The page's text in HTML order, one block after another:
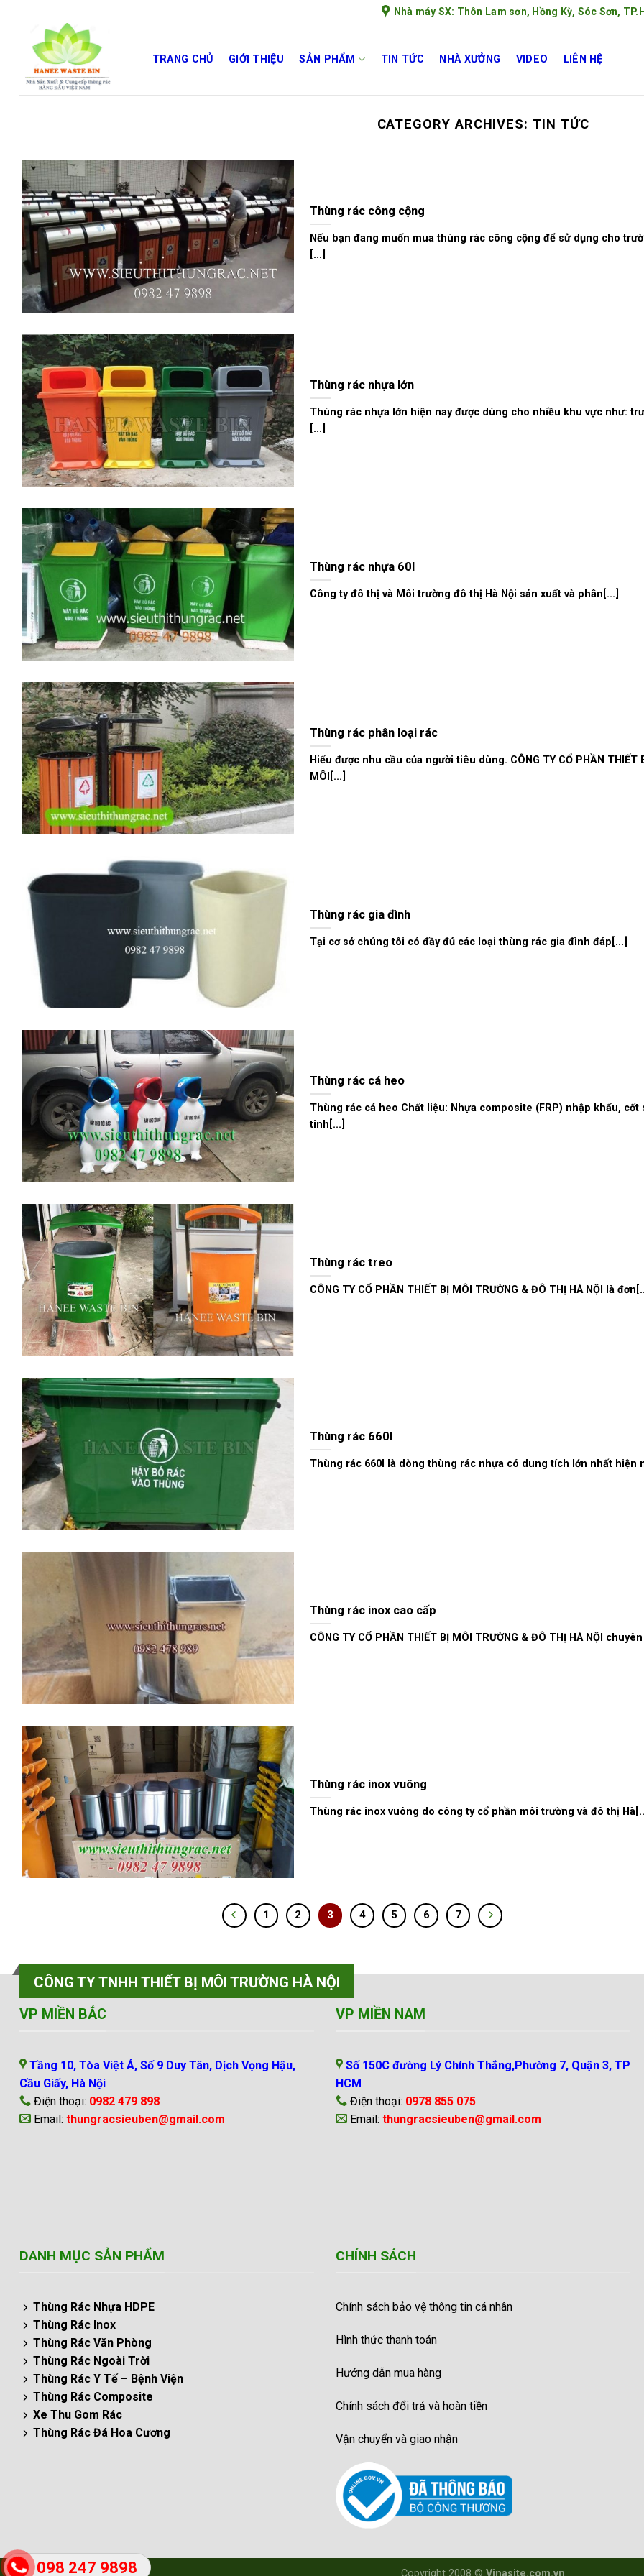
098 247 9898
content
Nhà máy SX: Thôn Lam sơn, Hồng Kỳ, Sóc Sơn,
TRANG CHỦ GIỚI THIỆU SẢN PHẨM TIN TỨC NHÀ XƯỞNG VIDEO LIÊN HỆ
CATEGORY ARCHIVES: TIN TỨC
Thùng rác công cộng
Nếu bạn đang muốn mua thùng rác công cộng để sử dụng cho
[...]
Thùng rác nhựa lớn
Thùng rác nhựa lớn hiện nay được dùng cho nhiều khu vực như:
[...]
Thùng rác nhựa 60l
Công ty đô thị và Môi trường đô thị Hà Nội sản xuất và phân[...]
Thùng rác phân loại rác
Hiểu được nhu cầu của người tiêu dùng. CÔNG TY CỔ PHẦN THIẾT
MÔI[...]
Thùng rác gia đình
Tại cơ sở chúng tôi có đầy đủ các loại thùng rác gia đình đáp[...]
Thùng rác cá heo
Thùng rác cá heo Chất liệu: Nhựa composite (FRP) nhập khẩu, cốt
tinh[...]
Thùng rác treo
CÔNG TY CỔ PHẦN THIẾT BỊ MÔI TRƯỜNG & ĐÔ THỊ HÀ NỘI là
Thùng rác 660l
Thùng rác 660l là dòng thùng rác nhựa có dung tích lớn nhất hiện
Thùng rác inox cao cấp
CÔNG TY CỔ PHẦN THIẾT BỊ MÔI TRƯỜNG & ĐÔ THỊ HÀ NỘI
Thùng rác inox vuông
Thùng rác inox vuông do công ty cổ phần môi trường và đô thị
1 2 3 4 5 6 7
CÔNG TY TNHH THIẾT BỊ MÔI TRƯỜNG HÀ NỘI
VP MIỀN BẮC
Tầng 10, Tòa Việt Á, Số 9 Duy Tân, Dịch Vọng Hậu,
Cầu Giấy, Hà Nội
Điện thoại: 0982 479 898
Email: thungracsieuben@gmail.com
VP MIỀN NAM
Số 150C đường Lý Chính Thắng,Phường 7, Quận 3, TP
HCM
Điện thoại: 0978 855 075
Email: thungracsieuben@gmail.com
DANH MỤC SẢN PHẨM
Thùng Rác Nhựa HDPE
Thùng Rác Inox
Thùng Rác Văn Phòng
Thùng Rác Ngoài Trời
Thùng Rác Y Tế – Bệnh Viện
Thùng Rác Composite
Xe Thu Gom Rác
Thùng Rác Đá Hoa Cương
CHÍNH SÁCH
Chính sách bảo vệ thông tin cá nhân
Hình thức thanh toán
Hướng dẫn mua hàng
Chính sách đổi trả và hoàn tiền
Vận chuyển và giao nhận